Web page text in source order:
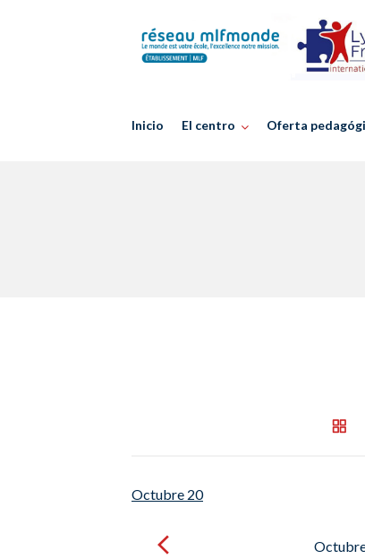
Inicio El centro Oferta
Octubre 20
navigation